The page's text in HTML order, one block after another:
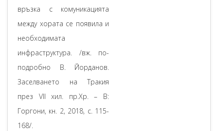
връзка с комуникацията
между хората се появила и
необходимата
инфраструктура. /вж. по-
подробно В. Йорданов.
Заселването на Тракия
през VII хил. пр.Хр. – В:
Горгони, кн. 2, 2018, с. 115-
168/.